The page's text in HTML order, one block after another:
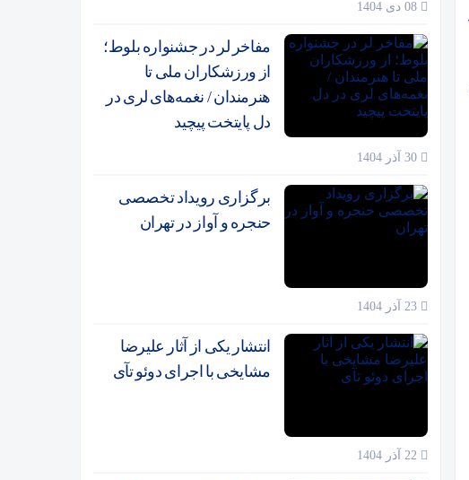
مفاخر لر در جشنواره بلوط؛
از ورزشکاران ملی تا
هنرمندان / نغمه‌های لری در
دل پایتخت پیچید
برگزاری رویداد تخصصی
حنجره و آواز در تهران
انتشار یکی از آثار علیرضا
مشایخی با اجرای دوئو تآی